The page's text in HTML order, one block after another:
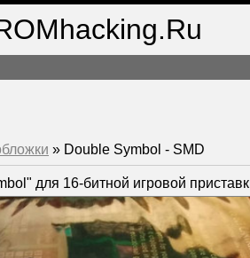
» Double Symbol - SMD
для 16-битной игровой